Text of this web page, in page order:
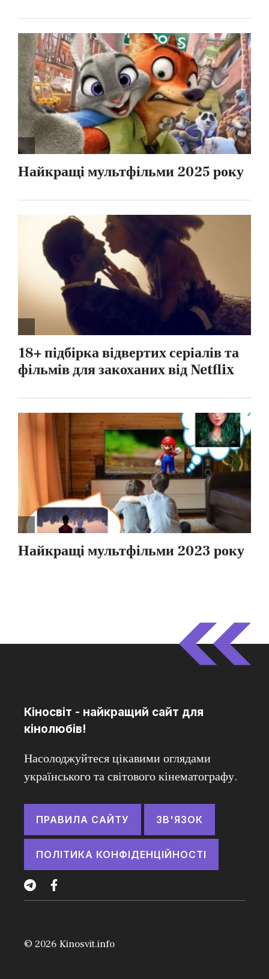
Кіносвіт - найкращий сайт для
кінолюбів!
Насолоджуйтеся цікавими оглядами
українського та світового кінематографу.
ПРАВИЛА САЙТУ ЗВ'ЯЗОК
ПОЛІТИКА КОНФІДЕНЦІЙНОСТІ
© 2026 Kinosvit.info